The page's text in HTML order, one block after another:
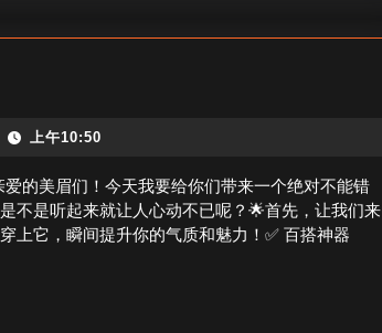
银
卖上午10:50
的美眉们！今天我要给你们带来一个绝对不能错
不是听起来就让人心动不已呢？🌟首先，让我们来
它，瞬间提升你的气质和魅力！✅ 百搭神器